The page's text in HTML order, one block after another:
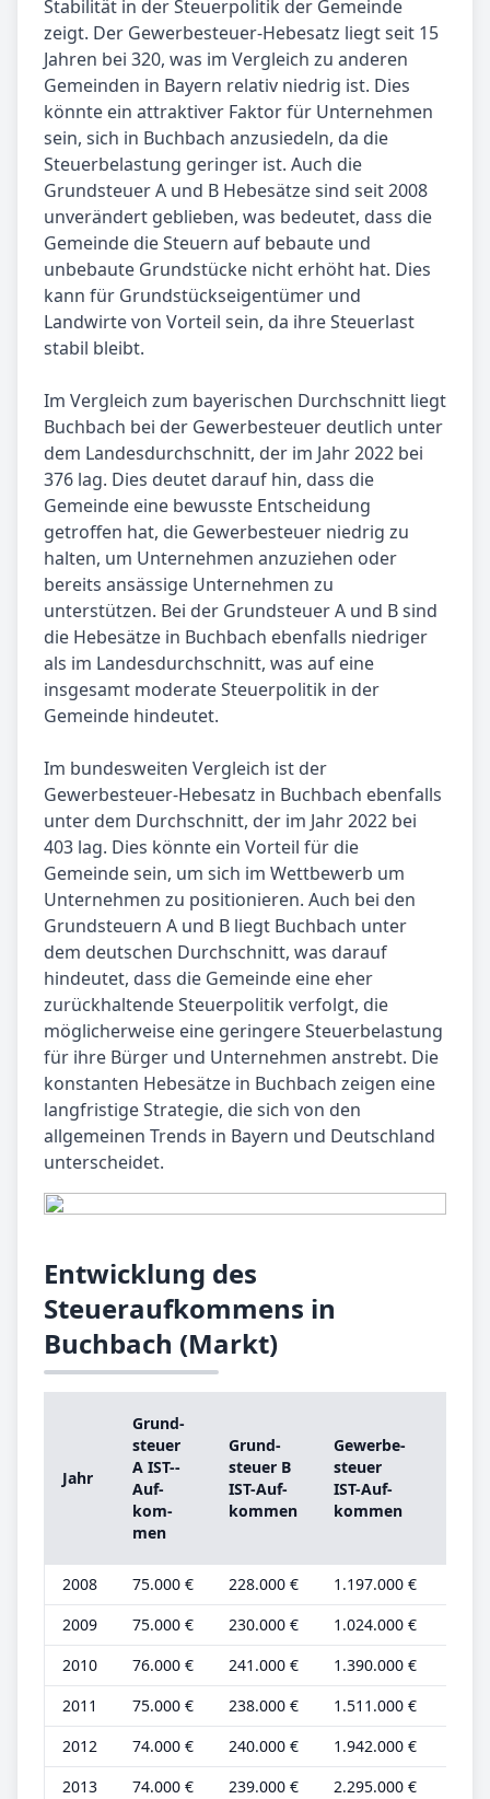
Stabilität in der Steuerpolitik der Gemeinde
zeigt. Der Gewerbesteuer-Hebesatz liegt seit 15
Jahren bei 320, was im Vergleich zu anderen
Gemeinden in Bayern relativ niedrig ist. Dies
könnte ein attraktiver Faktor für Unternehmen
sein, sich in Buchbach anzusiedeln, da die
Steuerbelastung geringer ist. Auch die
Grundsteuer A und B Hebesätze sind seit 2008
unverändert geblieben, was bedeutet, dass die
Gemeinde die Steuern auf bebaute und
unbebaute Grundstücke nicht erhöht hat. Dies
kann für Grundstückseigentümer und
Landwirte von Vorteil sein, da ihre Steuerlast
stabil bleibt.
Im Vergleich zum bayerischen Durchschnitt liegt
Buchbach bei der Gewerbesteuer deutlich unter
dem Landesdurchschnitt, der im Jahr 2022 bei
376 lag. Dies deutet darauf hin, dass die
Gemeinde eine bewusste Entscheidung
getroffen hat, die Gewerbesteuer niedrig zu
halten, um Unternehmen anzuziehen oder
bereits ansässige Unternehmen zu
unterstützen. Bei der Grundsteuer A und B sind
die Hebesätze in Buchbach ebenfalls niedriger
als im Landesdurchschnitt, was auf eine
insgesamt moderate Steuerpolitik in der
Gemeinde hindeutet.
Im bundesweiten Vergleich ist der
Gewerbesteuer-Hebesatz in Buchbach ebenfalls
unter dem Durchschnitt, der im Jahr 2022 bei
403 lag. Dies könnte ein Vorteil für die
Gemeinde sein, um sich im Wettbewerb um
Unternehmen zu positionieren. Auch bei den
Grundsteuern A und B liegt Buchbach unter
dem deutschen Durchschnitt, was darauf
hindeutet, dass die Gemeinde eine eher
zurückhaltende Steuerpolitik verfolgt, die
möglicherweise eine geringere Steuerbelastung
für ihre Bürger und Unternehmen anstrebt. Die
konstanten Hebesätze in Buchbach zeigen eine
langfristige Strategie, die sich von den
allgemeinen Trends in Bayern und Deutschland
unterscheidet.
Entwicklung des
Steueraufkommens in
Buchbach (Markt)
Jahr
Grund­
steu­er
A IST-­
Auf­
kom­
men
Grund­
steu­er B
IST-­Auf­
kom­men
Ge­wer­be­
steu­er
IST-­Auf­
kom­men
2008 75.000 € 228.000 € 1.197.000 €
2009
75.000 € 230.000 € 1.024.000 €
2010
76.000 € 241.000 € 1.390.000 €
2011
75.000 € 238.000 € 1.511.000 €
2012
74.000 € 240.000 € 1.942.000 €
2013
74.000 € 239.000 € 2.295.000 €